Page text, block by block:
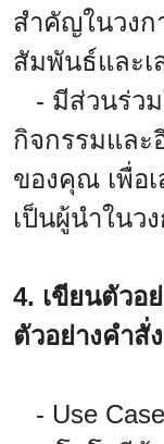
สำคัญในวงก
สัมพันธ์และเ
- มีส่วนร่วม
กิจกรรมและ
ของคุณ เพื่อ
เป็นผู้นำในว
4. เขียนตัวอ
ตัวอย่างคำสั่
- Use